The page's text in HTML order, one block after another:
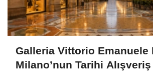
Galleria Vittorio Emanuele
Milano’nun Tarihi